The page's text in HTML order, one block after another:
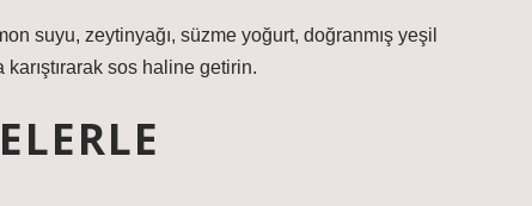
suyu, zeytinyağı, süzme yoğurt, doğranmış yeşil
sos haline getirin.